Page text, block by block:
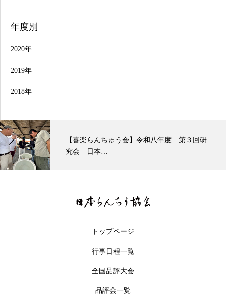
年度別
2020年
2019年
2018年
【喜楽らんちゅう会】令和八年度 第３回研
究会 日本…
トップページ
行事日程一覧
全国品評大会
品評会一覧